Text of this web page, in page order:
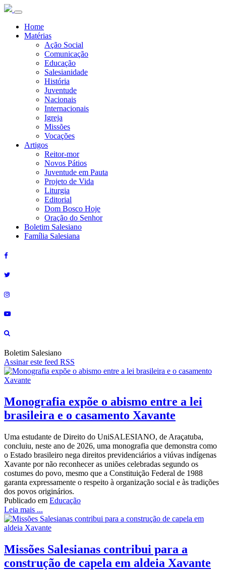
Home
Matérias
Ação Social
Comunicação
Educação
Salesianidade
História
Juventude
Nacionais
Internacionais
Igreja
Missões
Vocações
Artigos
Reitor-mor
Novos Pátios
Juventude em Pauta
Projeto de Vida
Liturgia
Editorial
Dom Bosco Hoje
Oração do Senhor
Boletim Salesiano
Família Salesiana
Boletim Salesiano
Assinar este feed RSS
Monografia expõe o abismo entre a lei
brasileira e o casamento Xavante
Uma estudante de Direito do UniSALESIANO, de Araçatuba,
concluiu, neste ano de 2026, uma monografia que demonstra como
o Estado brasileiro nega direitos previdenciários a viúvas indígenas
Xavante por não reconhecer as uniões celebradas segundo os
costumes do povo, mesmo que a Constituição Federal de 1988
garanta expressamente o respeito à organização social e às tradições
dos povos originários.
Publicado em Educação
Leia mais ...
Missões Salesianas contribui para a
construção de capela em aldeia Xavante